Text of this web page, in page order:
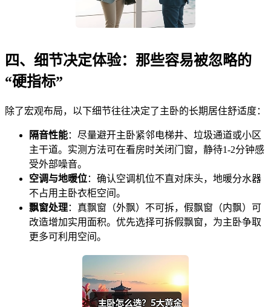
四、细节决定体验：那些容易被忽略的
“硬指标”
除了宏观布局，以下细节往往决定了主卧的长期居住舒适度：
隔音性能：尽量避开主卧紧邻电梯井、垃圾通道或小区
主干道。实测方法可在看房时关闭门窗，静待1-2分钟感
受外部噪音。
空调与地暖位：确认空调机位不直对床头，地暖分水器
不占用主卧衣柜空间。
飘窗处理：真飘窗（外飘）不可拆，假飘窗（内飘）可
改造增加实用面积。优先选择可拆假飘窗，为主卧争取
更多可利用空间。